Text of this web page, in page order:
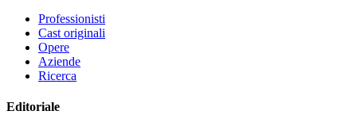
Professionisti
Cast originali
Opere
Aziende
Ricerca
Editoriale